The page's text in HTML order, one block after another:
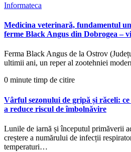
Informateca
Medicina veterinară, fundamentul
ferme Black Angus din Dobrogea –
Ferma Black Angus de la Ostrov
ultimii ani, un reper al zootehniei
0 minute timp de citire
Vârful sezonului de gripă și răceli:
a reduce riscul de îmbolnăvire
Lunile de iarnă și începutul primăverii
creștere a numărului de infecții
temperaturi…